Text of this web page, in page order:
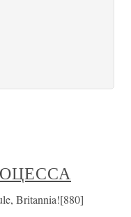
Britannia![880]